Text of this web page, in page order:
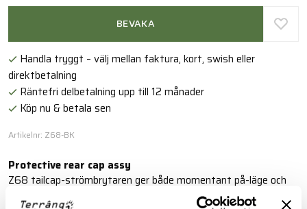
BEVAKA
Handla tryggt – välj mellan faktura, kort, swish eller
direktbetalning
Räntefri delbetalning upp till 12 månader
Köp nu & betala sen
Artikelnr: Z68-BK
Protective rear cap assy
Z68 tailcap-strömbrytaren ger både momentant på-läge och
konstant på-läge för din Scout Light® eller ficklampa.